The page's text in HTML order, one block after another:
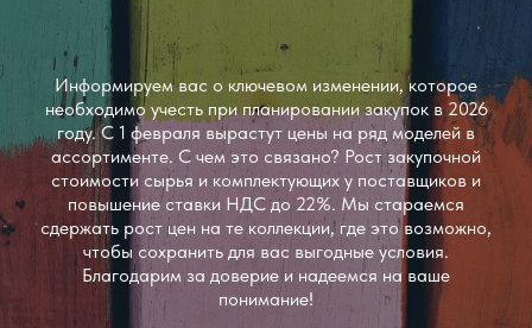
Информируем вас о ключевом изменении, которое
необходимо учесть при планировании закупок в 2026
году. С 1 февраля вырастут цены на ряд моделей в
ассортименте. С чем это связано? Рост закупочной
стоимости сырья и комплектующих у поставщиков и
повышение ставки НДС до 22%. Мы стараемся
сдержать рост цен на те коллекции, где это возможно,
чтобы сохранить для вас выгодные условия.
Благодарим за доверие и надеемся на ваше
понимание!